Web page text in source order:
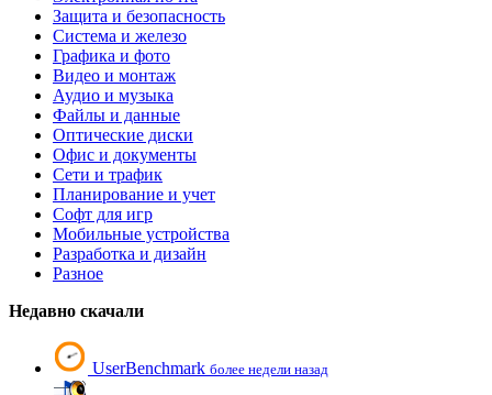
Защита и безопасность
Система и железо
Графика и фото
Видео и монтаж
Аудио и музыка
Файлы и данные
Оптические диски
Офис и документы
Сети и трафик
Планирование и учет
Софт для игр
Мобильные устройства
Разработка и дизайн
Разное
Недавно скачали
UserBenchmark более недели назад